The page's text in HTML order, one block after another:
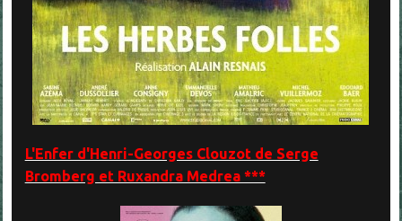
L'Enfer d'Henri-Georges Clouzot de Serge
Bromberg et Ruxandra Medrea ***